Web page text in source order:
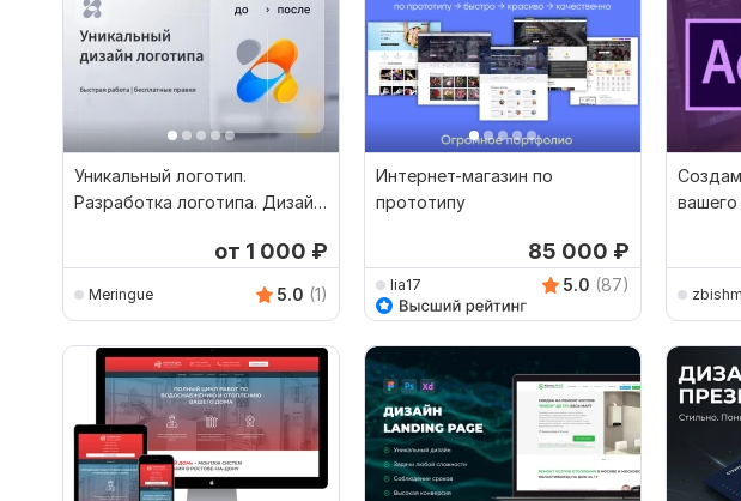
Уникальный логотип.
Разработка логотипа. Дизайн
от 1 000 ₽
Meringue 5.0 (1)
Интернет-магазин по
прототипу
85 000 ₽
lia17 5.0 (87)